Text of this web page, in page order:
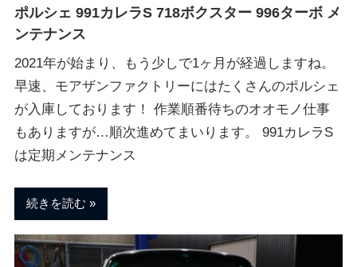
ポルシェ 991カレラS 718ボクスター 996ターボ メ
ンテナンス
2021年が始まり、もう少しで1ヶ月が経過しますね。
早速、モアザンファクトリーにはたくさんのポルシェ
が入庫しております！ 作業順番待ちのオオモノ仕事
もありますが…順次進めてまいります。 991カレラS
は定期メンテナンス
続きを読む